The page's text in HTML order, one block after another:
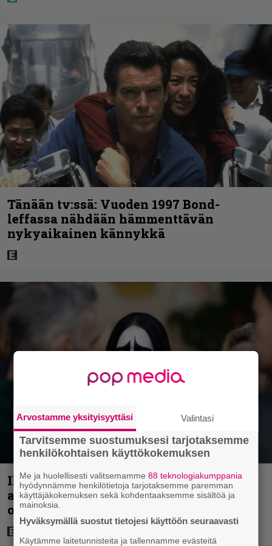
Tänään tv:ssä: Vuoden 1997 Bond-
leffassa nähdään hämmenttävän
nykyaikainen kännykkä
Illalla tv:ssä: Suomi-komediaa
arvostetaan myös maailmalla – nyt ei
ole luvassa kevyt reissu!
Arvostamme yksityisyyttäsi Valintasi
Tarvitsemme suostumuksesi tarjotaksemme
henkilökohtaisen käyttökokemuksen
Me ja huolellisesti valitsemamme88 teknologiakumppania
hyödynnämme henkilötietoja tarjotaksemme paremman
käyttäjäkokemuksen sekä kohdentaaksemme sisältöä ja
mainoksia.
Hyväksymällä suostut tietojesi käyttöön seuraavasti
Käytämme laitetunnisteita ja tallennamme evästeitä